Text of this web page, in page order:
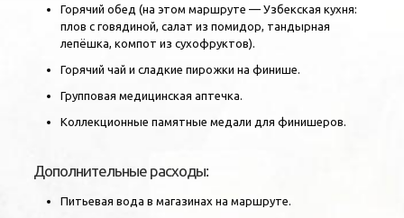
Горячий обед (на этом маршруте — Узбекская кухня:
плов с говядиной, салат из помидор, тандырная
лепёшка, компот из сухофруктов).
Горячий чай и сладкие пирожки на финише.
Групповая медицинская аптечка.
Коллекционные памятные медали для финишеров.
Дополнительные расходы:
Питьевая вода в магазинах на маршруте.